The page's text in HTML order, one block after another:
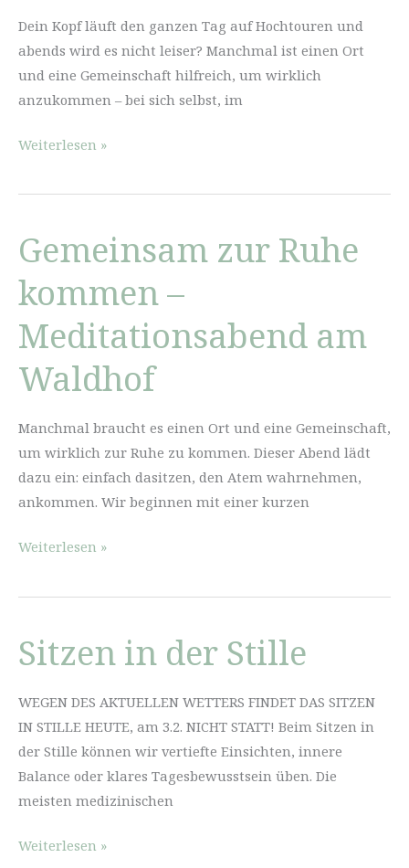
Dein Kopf läuft den ganzen Tag auf Hochtouren und
abends wird es nicht leiser? Manchmal ist einen Ort
und eine Gemeinschaft hilfreich, um wirklich
anzukommen – bei sich selbst, im
Innehalten
Meditationsabend
Waldhof
Weiterlesen »
Gemeinsam zur Ruhe
kommen –
Meditationsabend am
Waldhof
Manchmal braucht es einen Ort und eine Gemeinschaft,
um wirklich zur Ruhe zu kommen. Dieser Abend lädt
dazu ein: einfach dasitzen, den Atem wahrnehmen,
ankommen. Wir beginnen mit einer kurzen
Gemeinsam
Ruhe
–
Meditationsabend
am
Waldhof
Weiterlesen »
Sitzen in der Stille
WEGEN DES AKTUELLEN WETTERS FINDET DAS SITZEN
IN STILLE HEUTE, am 3.2. NICHT STATT! Beim Sitzen in
der Stille können wir vertiefte Einsichten, innere
Balance oder klares Tagesbewusstsein üben. Die
meisten medizinischen
Sitzen
Weiterlesen »